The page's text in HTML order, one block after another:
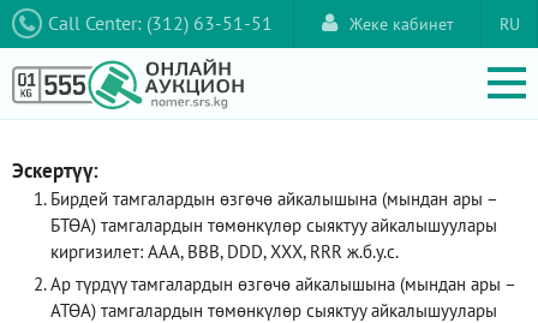
Call Center: (312) 63-51-51 RU
Жеке кабинет
Эскертүү:
Бирдей тамгалардын өзгөчө айкалышына (мындан ары –
БТӨА) тамгалардын төмөнкүлөр сыяктуу айкалышуулары
киргизилет: AAA, ВВВ, DDD, XXX, RRR ж.б.у.с.
Ар түрдүү тамгалардын өзгөчө айкалышына (мындан ары –
АТӨА) тамгалардын төмөнкүлөр сыяктуу айкалышуулары